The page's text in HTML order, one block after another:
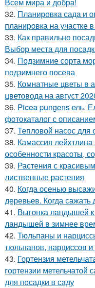
32. Планировка сада и
планировка на участке
33. Как правильно
Выбор места для
34. Подзимние сорта
подзимнего посева
35. Комнатные цветы в
цветовода на август
36. Picea pungens ель.
фотокаталог с
37. Тепловой насос для
38. Камассия
особенности красоты,
39. Растения с
лиственные растения
40. Когда осенью
деревьев. Когда сажать
41. Выгонка ландышей
ландышей в зимнее
42. Тюльпаны и
тюльпанов, нарциссов
43. Гортензия
гортензии
для посадки в саду